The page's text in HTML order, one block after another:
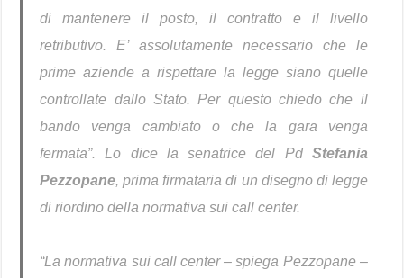
di mantenere il posto, il contratto e il livello
retributivo. E’ assolutamente necessario che le
prime aziende a rispettare la legge siano quelle
controllate dallo Stato. Per questo chiedo che il
bando venga cambiato o che la gara venga
fermata”. Lo dice la senatrice del Pd Stefania
Pezzopane, prima firmataria di un disegno di legge
di riordino della normativa sui call center.
“La normativa sui call center – spiega Pezzopane –